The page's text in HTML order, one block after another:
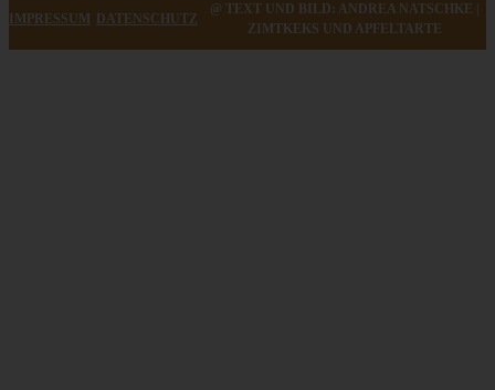
IMPRESSUM DATENSCHUTZ
@ TEXT UND BILD: ANDREA NATSCHKE |
ZIMTKEKS UND APFELTARTE